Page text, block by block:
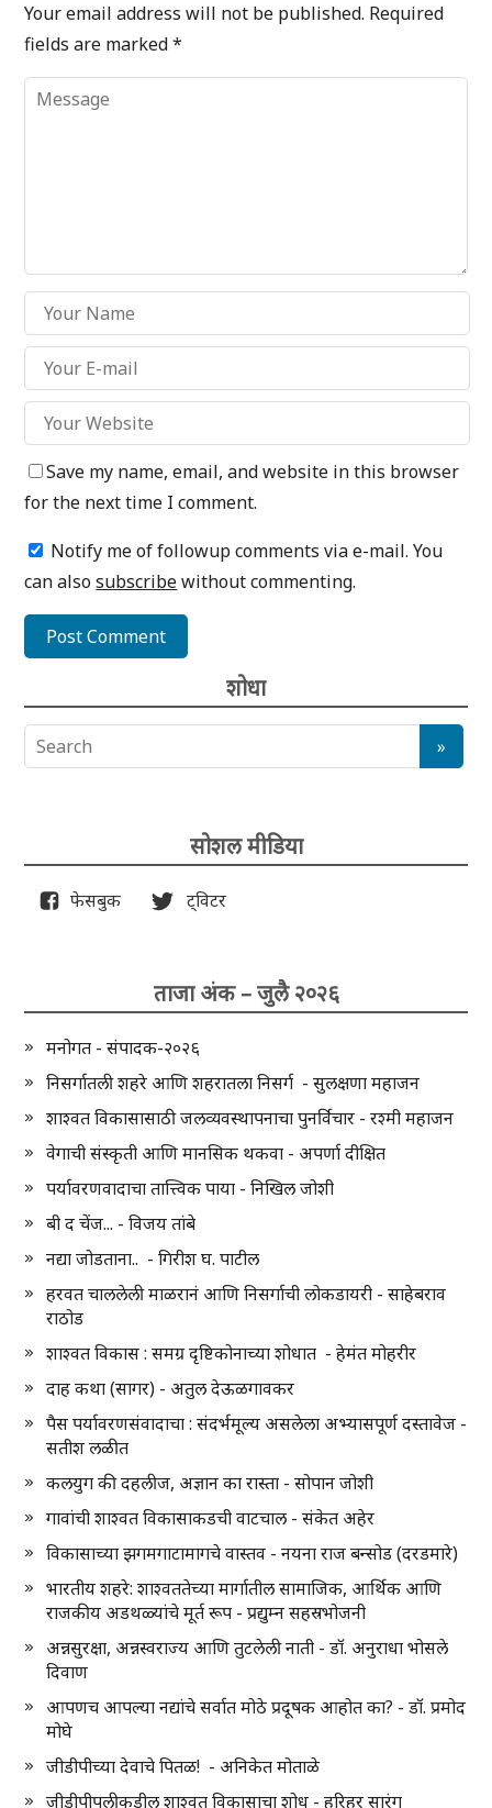
Your email address will not be published. Required
fields are marked*
Save my name, email, and website in this browser
for the next time I comment.
Notify me of followup comments via e-mail. You
can alsosubscribewithout commenting.
शोधा
सोशल मीडिया
फेसबुक ट्विटर
ताजा अंक – जुलै २०२६
मनोगत - संपादक-२०२६
निसर्गातली शहरे आणि शहरातला निसर्ग - सुलक्षणा महाजन
शाश्वत विकासासाठी जलव्यवस्थापनाचा पुनर्विचार - रश्मी महाजन
वेगाची संस्कृती आणि मानसिक थकवा - अपर्णा दीक्षित
पर्यावरणवादाचा तात्त्विक पाया - निखिल जोशी
बी द चेंज... - विजय तांबे
नद्या जोडताना.. - गिरीश घ. पाटील
हरवत चाललेली माळरानं आणि निसर्गाची लोकडायरी - साहेबराव
राठोड
शाश्वत विकास : समग्र दृष्टिकोनाच्या शोधात - हेमंत मोहरीर
दाह कथा (सागर) - अतुल देऊळगावकर
पैस पर्यावरणसंवादाचा : संदर्भमूल्य असलेला अभ्यासपूर्ण दस्तावेज -
सतीश लळीत
कलयुग की दहलीज, अज्ञान का रास्ता - सोपान जोशी
गावांची शाश्वत विकासाकडची वाटचाल - संकेत अहेर
विकासाच्या झगमगाटामागचे वास्तव - नयना राज बन्सोड (दरडमारे)
भारतीय शहरे: शाश्वततेच्या मार्गातील सामाजिक, आर्थिक आणि
राजकीय अडथळ्यांचे मूर्त रूप - प्रद्युम्न सहस्रभोजनी
अन्नसुरक्षा, अन्नस्वराज्य आणि तुटलेली नाती - डॉ. अनुराधा भोसले
दिवाण
आपणच आपल्या नद्यांचे सर्वात मोठे प्रदूषक आहोत का? - डॉ. प्रमोद
मोघे
जीडीपीच्या देवाचे पितळ! - अनिकेत मोताळे
जीडीपीपलीकडील शाश्वत विकासाचा शोध - हरिहर सारंग